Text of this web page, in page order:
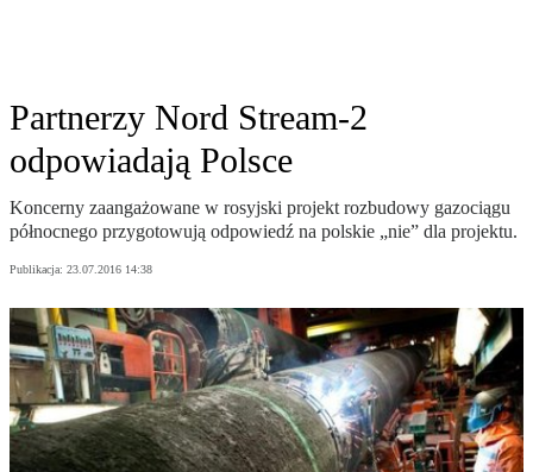
Partnerzy Nord Stream-2
odpowiadają Polsce
Koncerny zaangażowane w rosyjski projekt rozbudowy gazociągu
północnego przygotowują odpowiedź na polskie „nie” dla projektu.
Publikacja: 23.07.2016 14:38